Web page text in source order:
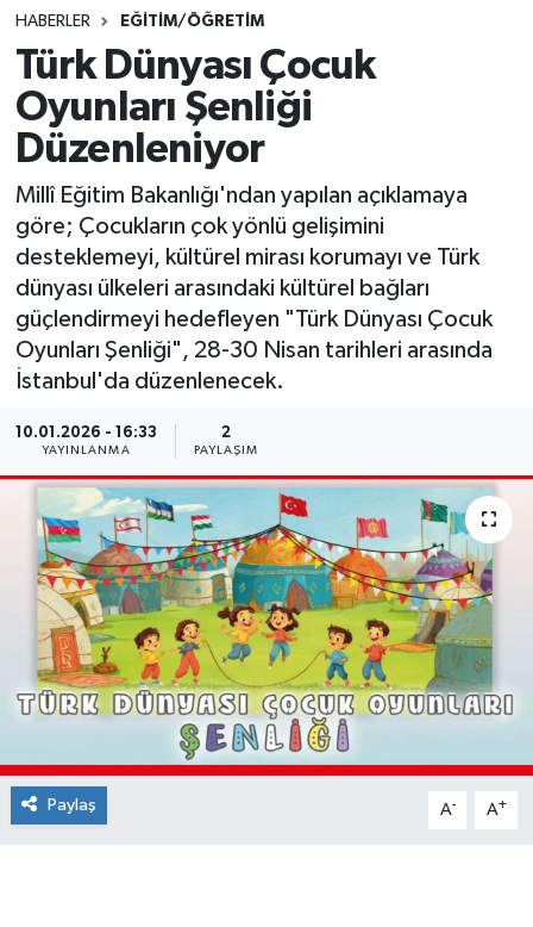
HABERLER EĞİTİM/ÖĞRETİM
Türk Dünyası Çocuk
Oyunları Şenliği
Düzenleniyor
Millî Eğitim Bakanlığı'ndan yapılan açıklamaya
göre; Çocukların çok yönlü gelişimini
desteklemeyi, kültürel mirası korumayı ve Türk
dünyası ülkeleri arasındaki kültürel bağları
güçlendirmeyi hedefleyen "Türk Dünyası Çocuk
Oyunları Şenliği", 28-30 Nisan tarihleri arasında
İstanbul'da düzenlenecek.
10.01.2026 - 16:33
YAYINLANMA
2
PAYLAŞIM
Paylaş A- A+
YARIŞMA/ETKİNLİKLER
ANKET
MEVZUAT/KARARLAR